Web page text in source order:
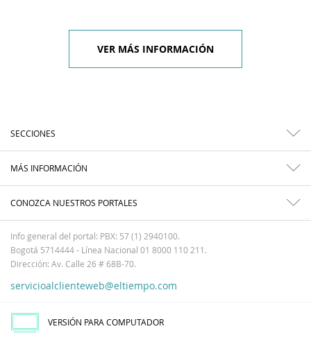
VER MÁS INFORMACIÓN
SECCIONES
MÁS INFORMACIÓN
CONOZCA NUESTROS PORTALES
Info general del portal: PBX: 57 (1) 2940100.
Bogotá 5714444 - Línea Nacional 01 8000 110 211.
Dirección: Av. Calle 26 # 68B-70.
servicioalclienteweb@eltiempo.com
VERSIÓN PARA COMPUTADOR